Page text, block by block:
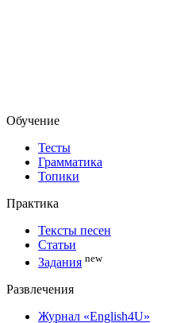
Обучение
Тесты
Грамматика
Топики
Практика
Тексты песен
Статьи
Задания new
Развлечения
Журнал «English4U»